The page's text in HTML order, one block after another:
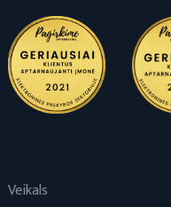
Veikals